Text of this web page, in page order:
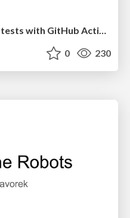
Lightning talk: Run Django tests with GitHub Actions
0 230